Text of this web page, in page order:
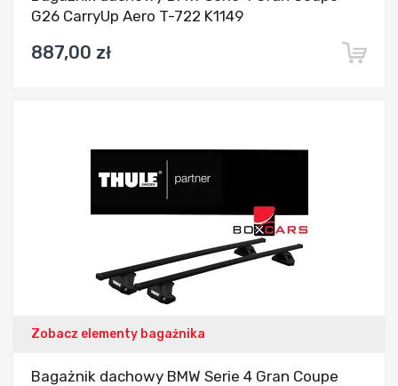
G26 CarryUp Aero T-722 K1149
887,00 zł
Zobacz elementy bagażnika
Bagażnik dachowy BMW Serie 4 Gran Coupe